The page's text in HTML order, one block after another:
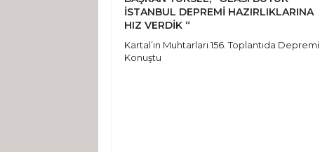
İSTANBUL DEPREMİ HAZIRLIKLARINA
HIZ VERDİK “
Kartal’ın Muhtarları 156. Toplantıda Depremi
Konuştu